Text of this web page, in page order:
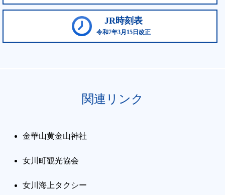
JR時刻表
令和7年3月15日改正
関連リンク
金華山黄金山神社
女川町観光協会
女川海上タクシー